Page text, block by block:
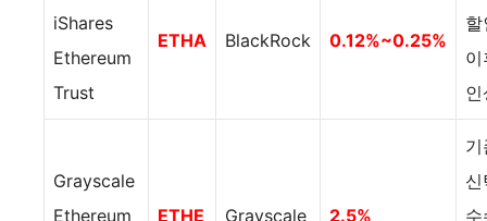
iShares
Ethereum
Trust
ETHA BlackRock 0.12%~0.25%
할
이
인
Grayscale
Ethereum
ETHE Grayscale 2.5%
기
신
수